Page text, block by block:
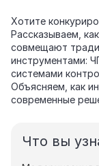
Хотите
Рассказываем,
совмещают
инструментами:
системами
Объясняем, как
современные
Что вы